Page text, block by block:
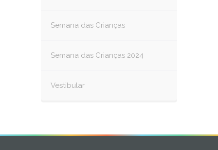
Semana das Crianças
Semana das Crianças 2024
Vestibular